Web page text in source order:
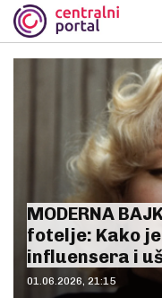
MODERNA
fotelje: Kako
influensera i
01.06.2026, 21:15